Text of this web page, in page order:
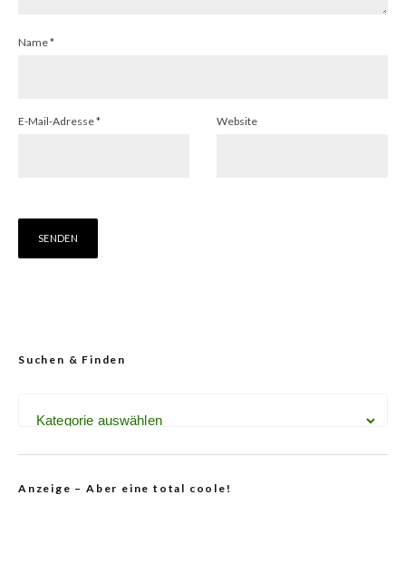
Name*
E-Mail-Adresse* Website
Suchen & Finden
Anzeige – Aber eine total coole!